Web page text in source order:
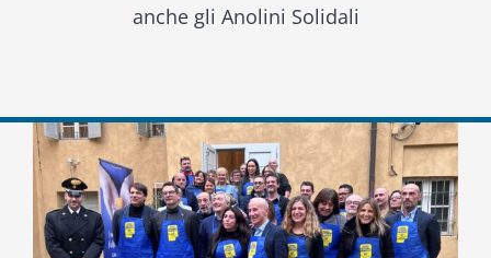
anche gli Anolini Solidali
Ingrandisci
immagine